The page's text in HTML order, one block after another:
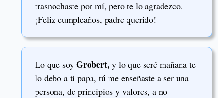
trasnochaste por mí, pero te lo agradezco.
¡Feliz cumpleaños, padre querido!
Lo que soy Grobert, y lo que seré mañana te
lo debo a ti papa, tú me enseñaste a ser una
persona, de principios y valores, a no